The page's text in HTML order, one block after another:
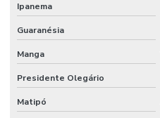
Ipanema
Guaranésia
Manga
Presidente Olegário
Matipó